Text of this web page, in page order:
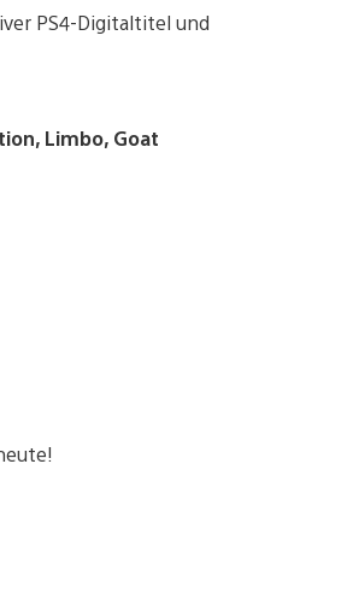
PS4-Digitaltitel und
Limbo, Goat